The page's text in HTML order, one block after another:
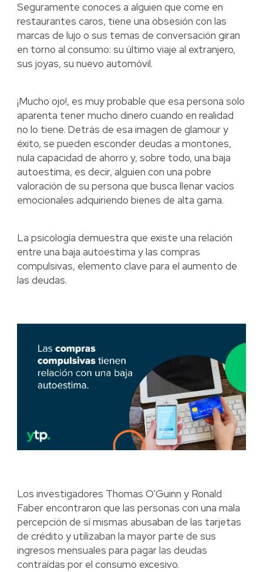
Seguramente conoces a alguien que come en
restaurantes caros, tiene una obsesión con las
marcas de lujo o sus temas de conversación giran
en torno al consumo: su último viaje al extranjero,
sus joyas, su nuevo automóvil.
¡Mucho ojo!, es muy probable que esa persona solo
aparenta tener mucho dinero cuando en realidad
no lo tiene. Detrás de esa imagen de glamour y
éxito, se pueden esconder deudas a montones,
nula capacidad de ahorro y, sobre todo, una baja
autoestima, es decir, alguien con una pobre
valoración de su persona que busca llenar vacíos
emocionales adquiriendo bienes de alta gama.
La psicología demuestra que existe una relación
entre una baja autoestima y las compras
compulsivas, elemento clave para el aumento de
las deudas.
Los investigadores Thomas O'Guinn y Ronald
Faber encontraron que las personas con una mala
percepción de sí mismas abusaban de las tarjetas
de crédito y utilizaban la mayor parte de sus
ingresos mensuales para pagar las deudas
contraídas por el consumo excesivo.